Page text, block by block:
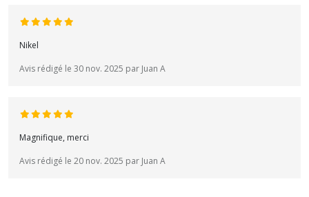
Nikel
Avis rédigé le 30 nov. 2025 par Juan A
Magnifique, merci
Avis rédigé le 20 nov. 2025 par Juan A